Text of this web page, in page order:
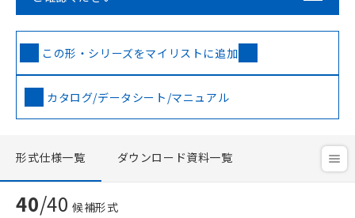
この形・シリーズをマイリストに追加
カタログ/データシート/マニュアル
形式仕様一覧 ダウンロード資料一覧
40/40 候補形式